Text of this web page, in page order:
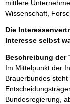
mittlere
Wissenschaft,
Die
Interesse selbst
Beschreibung der
Im Mittelpunkt der
Brauerbundes
Bundesregierung,